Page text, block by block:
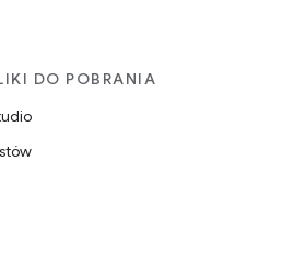
DO POBRANIA